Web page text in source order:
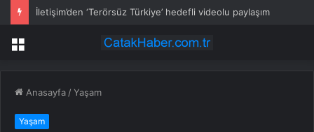
İletişim’den ‘Terörsüz Türkiye’ hedefli videolu paylaşım
Menü
Anasayfa /Yaşam
Yaşam